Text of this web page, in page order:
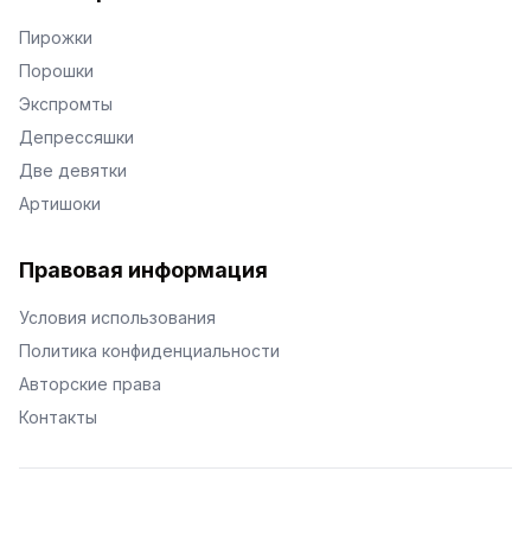
Пирожки
Порошки
Экспромты
Депрессяшки
Две девятки
Артишоки
Правовая информация
Условия использования
Политика конфиденциальности
Авторские права
Контакты